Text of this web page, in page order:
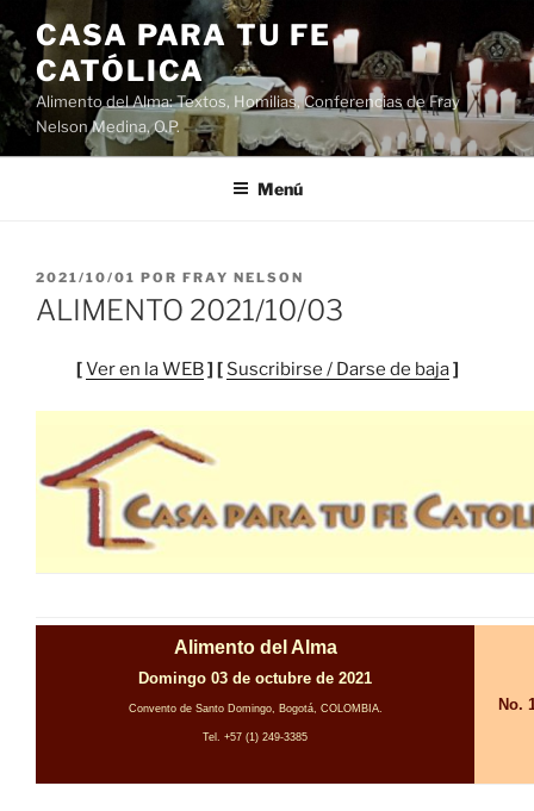
Saltar
al
contenido
CASA PARA TU FE
CATÓLICA
Alimento del Alma: Textos, Homilias, Conferencias de Fray
Nelson Medina, O.P.
Menú
PUBLICADO
EL
2021/10/01 POR FRAY NELSON
ALIMENTO 2021/10/03
[Ver en la WEB] [ Suscribirse / Darse de baja]
Alimento del Alma
Domingo 03 de octubre de 2021
Convento de Santo Domingo, Bogotá, COLOMBIA.
Tel. +57 (1) 249-3385
No.